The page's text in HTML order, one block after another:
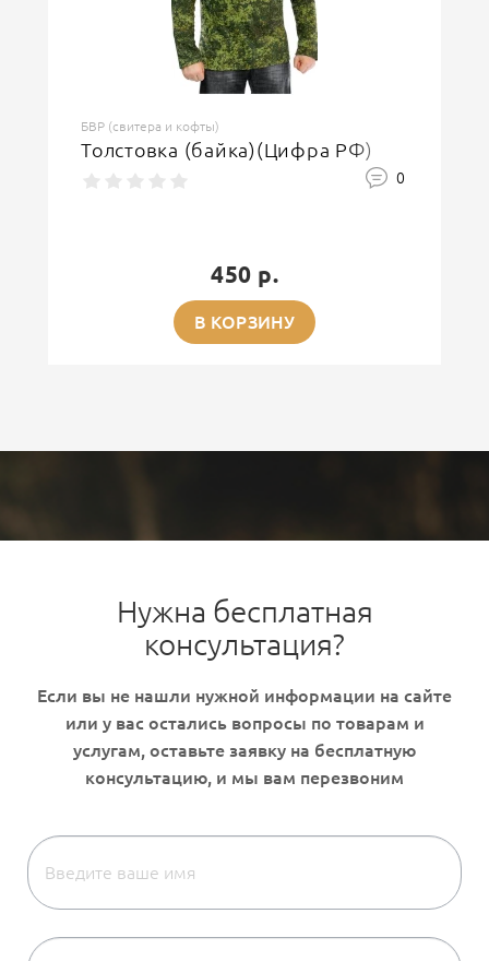
БВР (свитера и кофты)
Толстовка (байка)(Цифра РФ)
0
450 р.
В КОРЗИНУ
Нужна бесплатная
консультация?